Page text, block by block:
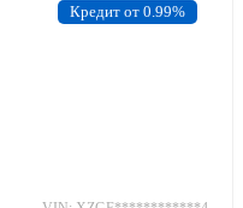
Кредит от 0.99%